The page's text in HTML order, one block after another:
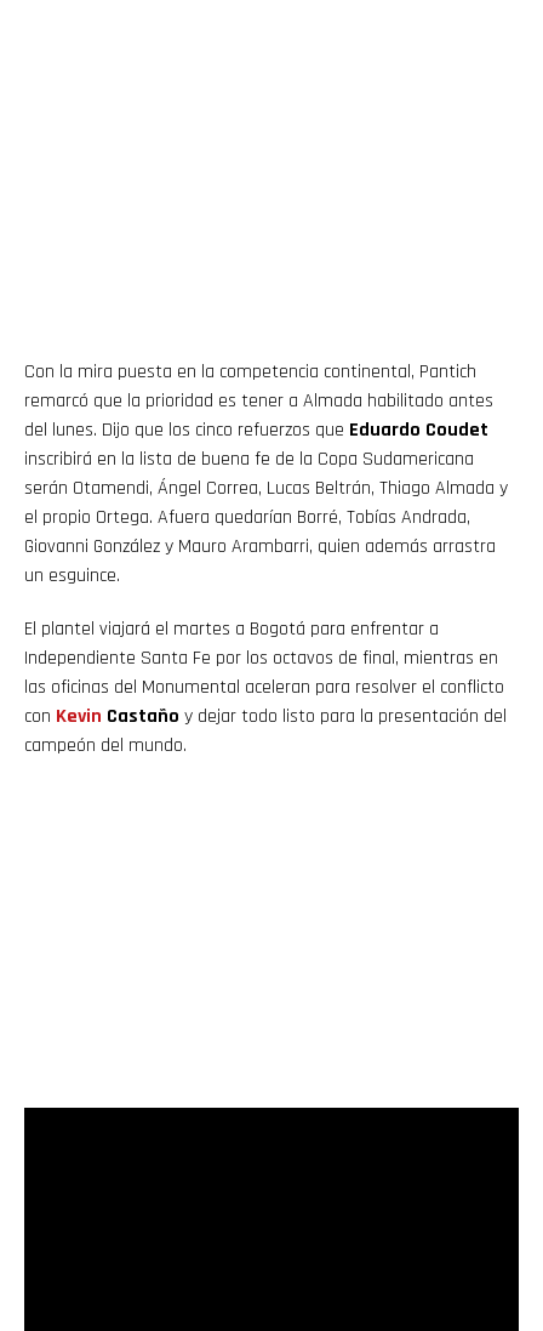
Con la mira puesta en la competencia continental, Pantich
remarcó que la prioridad es tener a Almada habilitado antes
del lunes. Dijo que los cinco refuerzos que Eduardo Coudet
inscribirá en la lista de buena fe de la Copa Sudamericana
serán Otamendi, Ángel Correa, Lucas Beltrán, Thiago Almada y
el propio Ortega. Afuera quedarían Borré, Tobías Andrada,
Giovanni González y Mauro Arambarri, quien además arrastra
un esguince.
El plantel viajará el martes a Bogotá para enfrentar a
Independiente Santa Fe por los octavos de final, mientras en
las oficinas del Monumental aceleran para resolver el conflicto
con Kevin Castaño y dejar todo listo para la presentación del
campeón del mundo.